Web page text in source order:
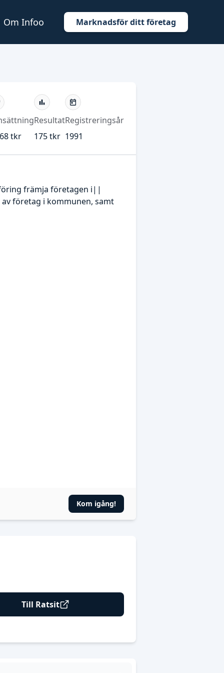
Om Infoo Marknadsför ditt företag
tkr
Resultat
175 tkr
Registreringsår
1991
främja företagen i||
företag i kommunen, samt
Kom igång!
Till Ratsit